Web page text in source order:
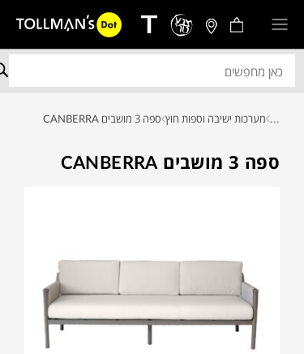
... מערכות ישיבה וספות חוץ ספה 3 מושבים CANBERRA
ספה 3 מושבים CANBERRA